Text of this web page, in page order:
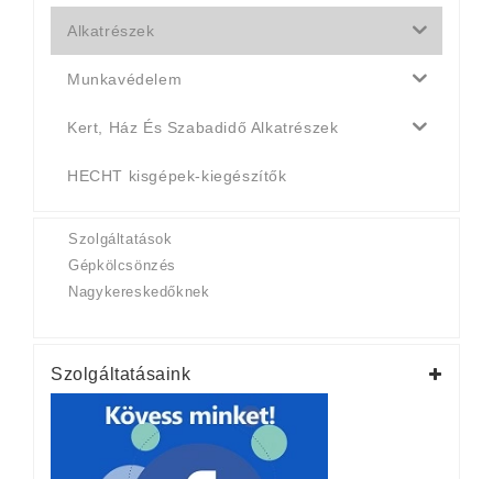
Alkatrészek
Munkavédelem
Kert, Ház És Szabadidő Alkatrészek
HECHT kisgépek-kiegészítők
Szolgáltatások
Gépkölcsönzés
Nagykereskedőknek
Szolgáltatásaink